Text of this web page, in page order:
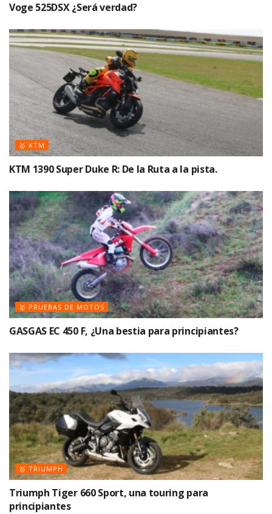
Voge 525DSX ¿Será verdad?
🥇 KTM
KTM 1390 Super Duke R: De la Ruta a la pista.
🥇 PRUEBAS DE MOTOS
GASGAS EC 450 F, ¿Una bestia para principiantes?
🥇 TRIUMPH
Triumph Tiger 660 Sport, una touring para
principiantes